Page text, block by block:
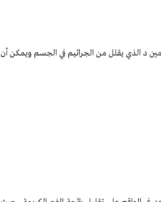
د الذي يقلل من الجراثيم في الجسم ويمكن أن